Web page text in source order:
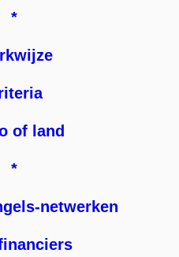
*
of land
*
netwerken